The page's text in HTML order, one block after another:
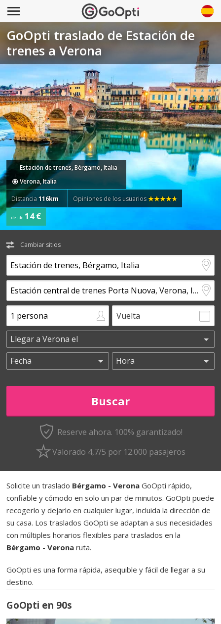
GoOpti traslado de Estación de
trenes a Verona
Estación de trenes, Bérgamo, Italia
Verona, Italia
Distancia116km Opiniones de los usuarios
desde 14 €
Cambiar sitios
Vuelta
Reserve ahora. 100% garantizado!
Valorado 4,7/5 por 12.000 pasajeros
Solicite un traslado Bérgamo - Verona GoOpti rápido,
confiable y cómodo en solo un par de minutos. GoOpti puede
recogerlo y dejarlo en cualquier lugar, incluida la dirección de
su casa. Los traslados GoOpti se adaptan a sus necesidades
con múltiples horarios flexibles para traslados en la
Bérgamo - Verona ruta.
GoOpti es una forma rápida, asequible y fácil de llegar a su
destino.
GoOpti en 90s